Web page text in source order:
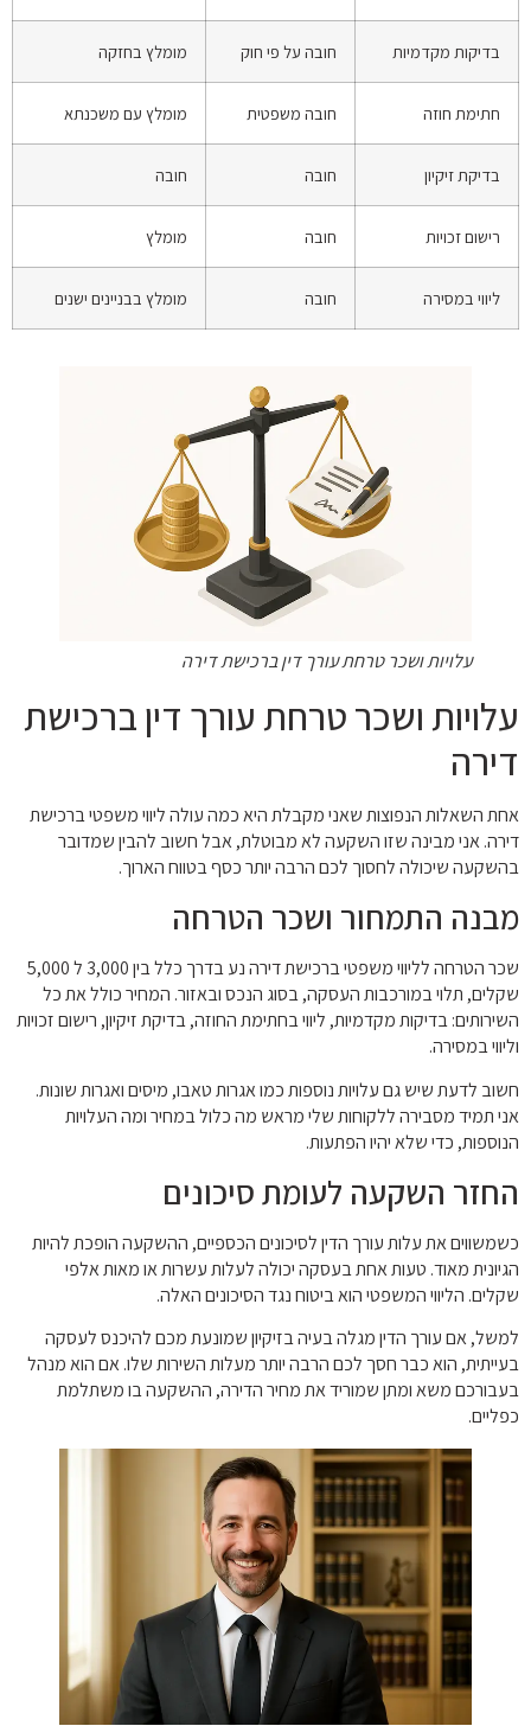
בדיקות מקדמיות חובה על פי חוק מומלץ בחזקה
חתימת חוזה חובה משפטית מומלץ עם משכנתא
בדיקת זיקיון חובה חובה
רישום זכויות חובה מומלץ
ליווי במסירה חובה מומלץ בבניינים ישנים
עלויות ושכר טרחת עורך דין ברכישת דירה
עלויות ושכר טרחת עורך דין ברכישת
דירה
אחת השאלות הנפוצות שאני מקבלת היא כמה עולה ליווי משפטי ברכישת
דירה. אני מבינה שזו השקעה לא מבוטלת, אבל חשוב להבין שמדובר
בהשקעה שיכולה לחסוך לכם הרבה יותר כסף בטווח הארוך.
מבנה התמחור ושכר הטרחה
שכר הטרחה לליווי משפטי ברכישת דירה נע בדרך כלל בין 3,000 ל 5,000
שקלים, תלוי במורכבות העסקה, בסוג הנכס ובאזור. המחיר כולל את כל
השירותים: בדיקות מקדמיות, ליווי בחתימת החוזה, בדיקת זיקיון, רישום זכויות
וליווי במסירה.
חשוב לדעת שיש גם עלויות נוספות כמו אגרות טאבו, מיסים ואגרות שונות.
אני תמיד מסבירה ללקוחות שלי מראש מה כלול במחיר ומה העלויות
הנוספות, כדי שלא יהיו הפתעות.
החזר השקעה לעומת סיכונים
כשמשווים את עלות עורך הדין לסיכונים הכספיים, ההשקעה הופכת להיות
הגיונית מאוד. טעות אחת בעסקה יכולה לעלות עשרות או מאות אלפי
שקלים. הליווי המשפטי הוא ביטוח נגד הסיכונים האלה.
למשל, אם עורך הדין מגלה בעיה בזיקיון שמונעת מכם להיכנס לעסקה
בעייתית, הוא כבר חסך לכם הרבה יותר מעלות השירות שלו. אם הוא מנהל
בעבורכם משא ומתן שמוריד את מחיר הדירה, ההשקעה בו משתלמת
כפליים.